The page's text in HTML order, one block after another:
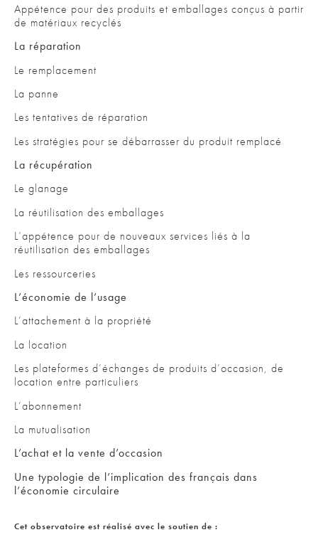
Appétence pour des produits et emballages conçus à partir
de matériaux recyclés
La réparation
Le remplacement
La panne
Les tentatives de réparation
Les stratégies pour se débarrasser du produit remplacé
La récupération
Le glanage
La réutilisation des emballages
L’appétence pour de nouveaux services liés à la
réutilisation des emballages
Les ressourceries
L’économie de l’usage
L’attachement à la propriété
La location
Les plateformes d’échanges de produits d’occasion, de
location entre particuliers
L’abonnement
La mutualisation
L’achat et la vente d’occasion
Une typologie de l’implication des français dans
l’économie circulaire
Cet observatoire est réalisé avec le soutien de :